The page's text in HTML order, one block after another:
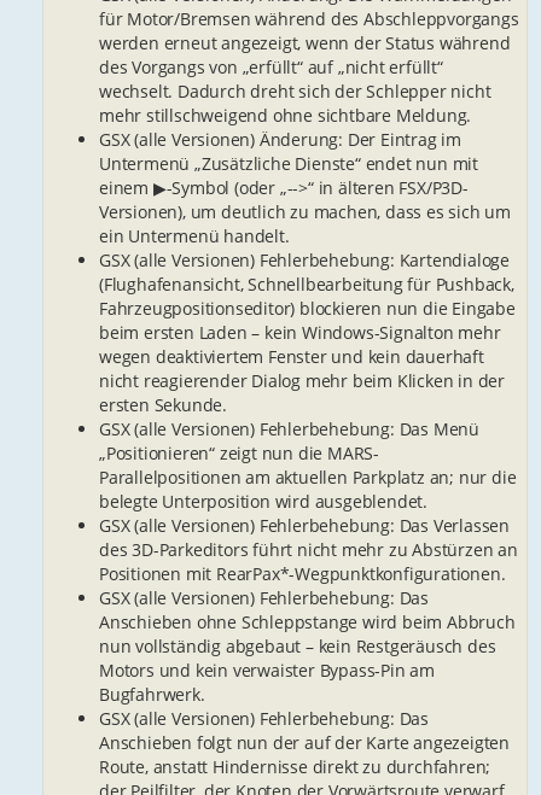
für Motor/Bremsen während des Abschleppvorgangs
werden erneut angezeigt, wenn der Status während
des Vorgangs von „erfüllt“ auf „nicht erfüllt“
wechselt. Dadurch dreht sich der Schlepper nicht
mehr stillschweigend ohne sichtbare Meldung.
GSX (alle Versionen) Änderung: Der Eintrag im
Untermenü „Zusätzliche Dienste“ endet nun mit
einem ▶-Symbol (oder „-->“ in älteren FSX/P3D-
Versionen), um deutlich zu machen, dass es sich um
ein Untermenü handelt.
GSX (alle Versionen) Fehlerbehebung: Kartendialoge
(Flughafenansicht, Schnellbearbeitung für Pushback,
Fahrzeugpositionseditor) blockieren nun die Eingabe
beim ersten Laden – kein Windows-Signalton mehr
wegen deaktiviertem Fenster und kein dauerhaft
nicht reagierender Dialog mehr beim Klicken in der
ersten Sekunde.
GSX (alle Versionen) Fehlerbehebung: Das Menü
„Positionieren“ zeigt nun die MARS-
Parallelpositionen am aktuellen Parkplatz an; nur die
belegte Unterposition wird ausgeblendet.
GSX (alle Versionen) Fehlerbehebung: Das Verlassen
des 3D-Parkeditors führt nicht mehr zu Abstürzen an
Positionen mit RearPax*-Wegpunktkonfigurationen.
GSX (alle Versionen) Fehlerbehebung: Das
Anschieben ohne Schleppstange wird beim Abbruch
nun vollständig abgebaut – kein Restgeräusch des
Motors und kein verwaister Bypass-Pin am
Bugfahrwerk.
GSX (alle Versionen) Fehlerbehebung: Das
Anschieben folgt nun der auf der Karte angezeigten
Route, anstatt Hindernisse direkt zu durchfahren;